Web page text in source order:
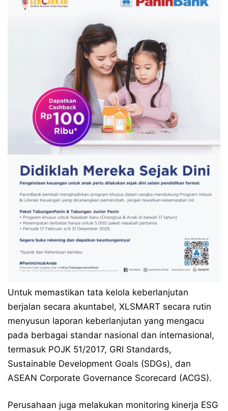
Untuk memastikan tata kelola keberlanjutan
berjalan secara akuntabel, XLSMART secara rutin
menyusun laporan keberlanjutan yang mengacu
pada berbagai standar nasional dan internasional,
termasuk POJK 51/2017, GRI Standards,
Sustainable Development Goals (SDGs), dan
ASEAN Corporate Governance Scorecard (ACGS).
Perusahaan juga melakukan monitoring kinerja ESG